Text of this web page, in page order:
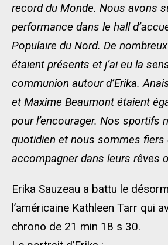
record du Monde. Nous avons
performance dans le hall
Populaire du Nord. De
étaient présents et j’ai eu la
communion autour d’Erika.
et Maxime Beaumont étaient
pour l’encourager. Nos sportifs
quotidien et nous sommes fiers
accompagner dans leurs rêves
Erika Sauzeau a battu le
l’américaine Kathleen Tarr qui
chrono de 21 min 18 s 30.